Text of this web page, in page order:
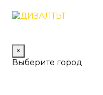
×
Выберите город